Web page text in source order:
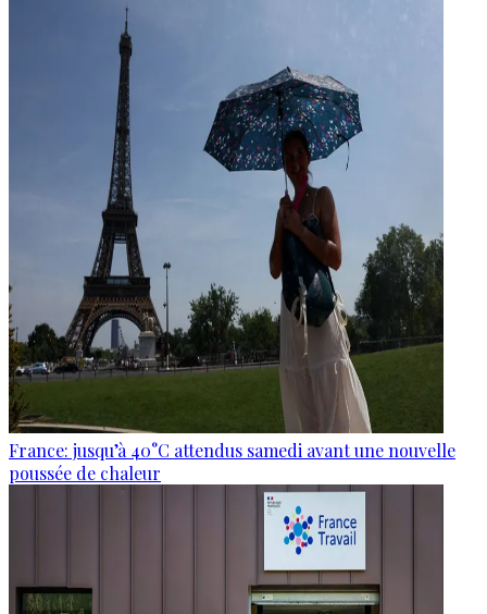
France: jusqu’à 40°C attendus samedi avant une nouvelle
poussée de chaleur